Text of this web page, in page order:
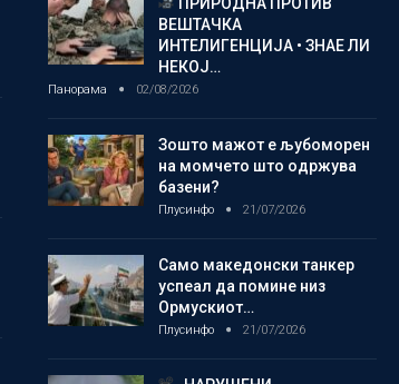
ВЕШТАЧКА
ИНТЕЛИГЕНЦИЈА • ЗНАЕ ЛИ
НЕКОЈ…
Панорама 02/08/2026
Зошто мажот е љубоморен
на момчето што одржува
базени?
Плусинфо 21/07/2026
Само македонски танкер
успеал да помине низ
Ормускиот…
Плусинфо 21/07/2026